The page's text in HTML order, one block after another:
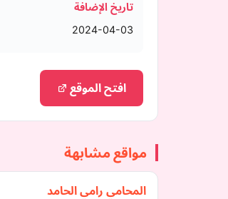
تاريخ الإضافة
2024-04-03
افتح الموقع
مواقع مشابهة
المحامي رامي الحامد